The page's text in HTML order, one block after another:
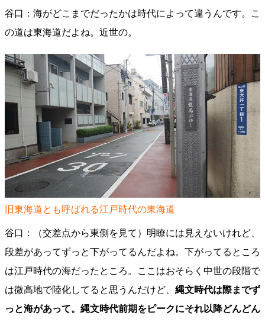
谷口：海がどこまでだったかは時代によって違うんです。こ
の道は東海道だよね。近世の。
旧東海道とも呼ばれる江戸時代の東海道
谷口：（交差点から東側を見て）明瞭には見えないけれど、
段差があってずっと下がってるんだよね。下がってるところ
は江戸時代の海だったところ。ここはおそらく中世の段階で
は微高地で陸化してると思うんだけど、 縄文時代は際までず
っと海があって。縄文時代前期をピークにそれ以降どんどん